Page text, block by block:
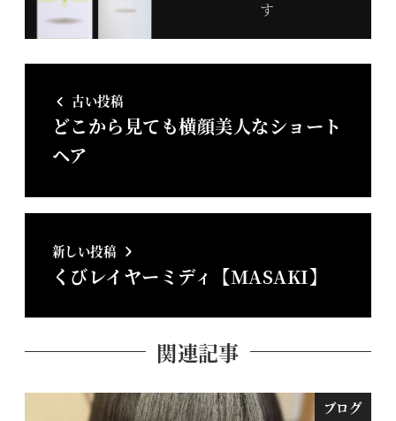
す
古い投稿
どこから見ても横顔美人なショート
ヘア
新しい投稿
くびレイヤーミディ【MASAKI】
関連記事
ブログ